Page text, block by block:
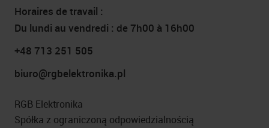
Horaires de travail :
Du lundi au vendredi : de 7h00 à 16h00
+48 713 251 505
biuro@rgbelektronika.pl
RGB Elektronika
Spółka z ograniczoną odpowiedzialnością